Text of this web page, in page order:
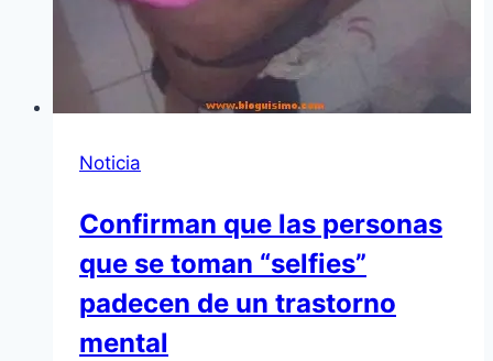
Noticia
Confirman que las personas
que se toman “selfies”
padecen de un trastorno
mental